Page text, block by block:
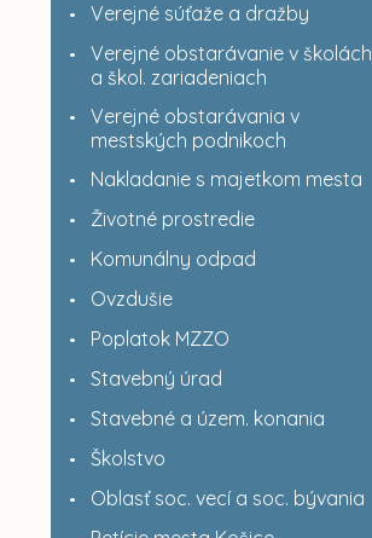
Verejné súťaže a dražby
Verejné obstarávanie v školách
a škol. zariadeniach
Verejné obstarávania v
mestských podnikoch
Nakladanie s majetkom mesta
Životné prostredie
Komunálny odpad
Ovzdušie
Poplatok MZZO
Stavebný úrad
Stavebné a územ. konania
Školstvo
Oblasť soc. vecí a soc. bývania